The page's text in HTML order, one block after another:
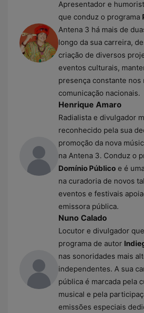
Apresentador e
que conduz o programa
Antena 3 há mais de
longo da sua carreira,
criação de diversos
eventos culturais,
presença constante nos
comunicação nacionais.
Henrique Amaro
Radialista e divulgador
reconhecido pela sua
promoção da nova
na Antena 3. Conduz o
Domínio Público e é
na curadoria de novos
eventos e festivais
emissora pública.
Nuno Calado
Locutor e divulgador
programa de autor
nas sonoridades mais
independentes. A sua
pública é marcada pela
musical e pela
emissões especiais